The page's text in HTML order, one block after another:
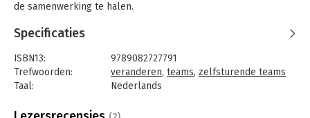
de samenwerking te halen.
Deze kaartenset helpt teams om:
• kleine en grote olifanten in de kamer op te sporen
• nieuwe vaardigheden te ontwikkelen
• de kwaliteit van de interactie te versterken
• makkelijker te verbinden
• alle krachten in het team zichtbaar te maken en te benutten
Specificaties
ISBN13:
9789082727791
Trefwoorden:
veranderen, teams, zelfsturende teams
Taal:
Nederlands
Aantal pagina's:
110